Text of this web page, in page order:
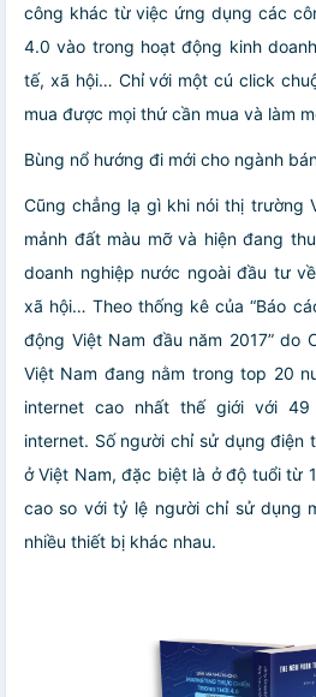
công khác từ việc ứng dụng các
4.0 vào trong hoạt động kinh
tế, xã hội… Chỉ với một cú click
mua được mọi thứ cần mua và làm
Bùng nổ hướng đi mới cho ngành
Cũng chẳng lạ gì khi nói thị trường
mảnh đất màu mỡ và hiện đang
doanh nghiệp nước ngoài đầu tư
xã hội… Theo thống kê của “Báo
động Việt Nam đầu năm 2017” do
Việt Nam đang nằm trong top 20
internet cao nhất thế giới với
internet. Số người chỉ sử dụng điện
ở Việt Nam, đặc biệt là ở độ tuổi từ
cao so với tỷ lệ người chỉ sử dụng
nhiều thiết bị khác nhau.